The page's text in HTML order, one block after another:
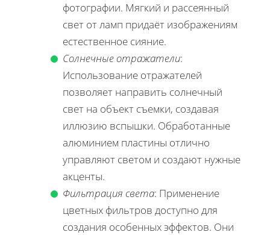
фотографии. Мягкий и рассеянный
свет от ламп придаёт изображениям
естественное сияние.
Солнечные отражатели:
Использование отражателей
позволяет направить солнечный
свет на объект съемки, создавая
иллюзию вспышки. Обработанные
алюминием пластины отлично
управляют светом и создают нужные
акценты.
Фильтрация света: Применение
цветных фильтров доступно для
создания особенных эффектов. Они